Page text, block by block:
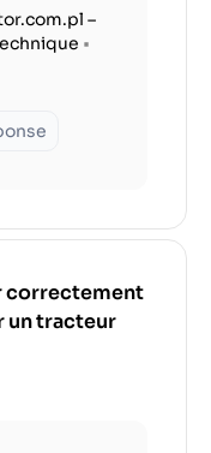
–
•
correctement
un tracteur